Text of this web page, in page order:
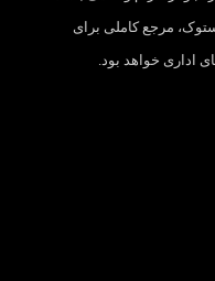
مرجع کاملی برای
اداری خواهد بود.